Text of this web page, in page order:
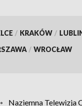
/ KRAKÓW /
/ WROCŁAW
Naziemna Telewizja